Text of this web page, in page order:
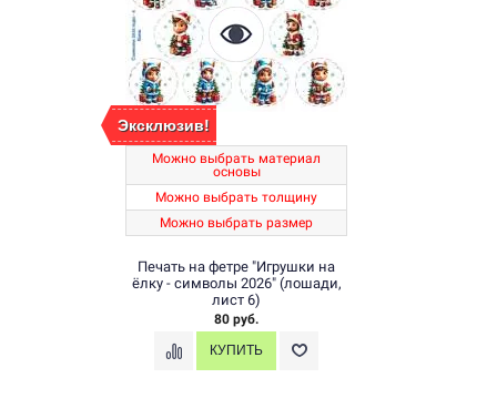
Эксклюзив!
Можно выбрать материал
основы
Можно выбрать толщину
Можно выбрать размер
Печать на фетре "Игрушки на
ёлку - символы 2026" (лошади,
лист 6)
80 руб.